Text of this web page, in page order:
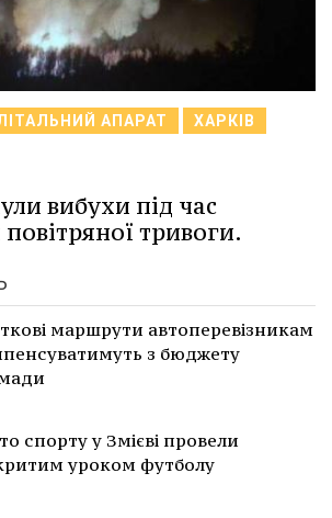
АПАРАТ ХАРКІВ
вибухи під час
тривоги.
маршрути автоперевізникам
з бюджету
спорту у Змієві провели
уроком футболу